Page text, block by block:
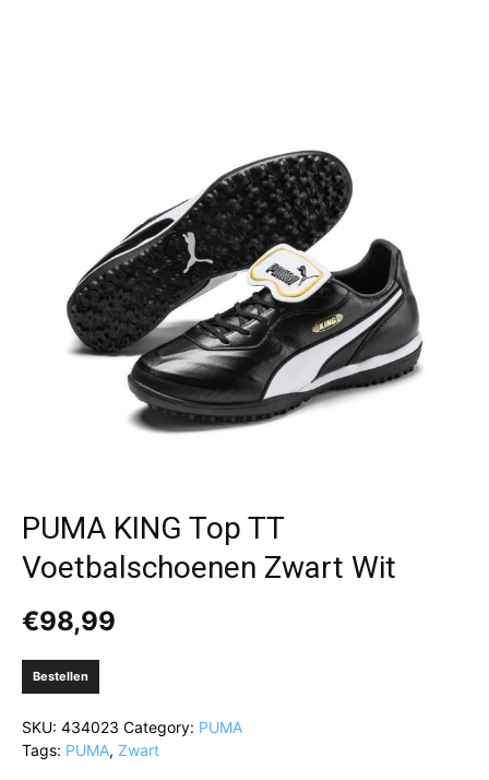
PUMA KING Top TT
Voetbalschoenen Zwart Wit
€98,99
Bestellen
SKU: 434023 Category: PUMA
Tags: PUMA, Zwart